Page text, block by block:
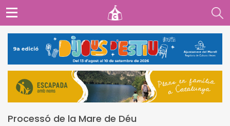
Processó de la Mare de Déu